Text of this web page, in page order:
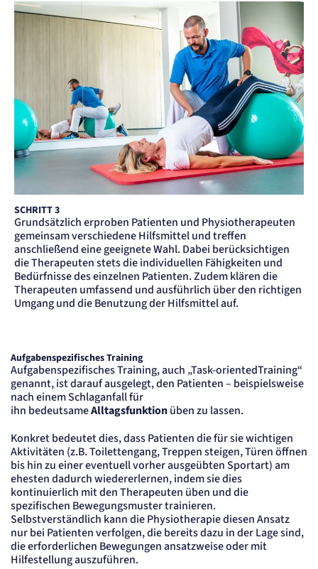
SCHRITT 3
Grundsätzlich erproben Patienten und Physiotherapeuten
gemeinsam verschiedene Hilfsmittel und treffen
anschließend eine ge­eignete Wahl. Dabei berücksichtigen
die Therapeuten stets die individuellen Fähigkeiten und
Bedürfnisse des einzelnen Patienten. Zudem klären die
Therapeuten umfassend und ausführlich über den richtigen
Umgang und die Benutzung der Hilfsmittel auf.
Aufgabenspezifisches Training
Aufgabenspezifisches Training, auch „Task-orientedTraining“
genannt, ist darauf ausgelegt, den Patienten – beispielsweise
nach einem Schlaganfall für
ihn bedeutsameAlltagsfunktionüben zu lassen.
Konkret bedeutet dies, dass Patienten die für sie wichtigen
Aktivitäten (z.B. Toilettengang, Treppen steigen, Türen öffnen
bis hin zu einer eventuell vorher ausgeübten Sportart) am
ehesten dadurch wiedererlernen, indem sie dies
kontinuierlich mit den Therapeuten üben und die
spezifischen Bewegungsmuster trainieren.
Selbstverständlich kann die Physiotherapie diesen Ansatz
nur bei Patienten verfolgen, die bereits dazu in der Lage sind,
die erforderlichen Bewegungen ansatzweise oder mit
Hilfestellung auszuführen.